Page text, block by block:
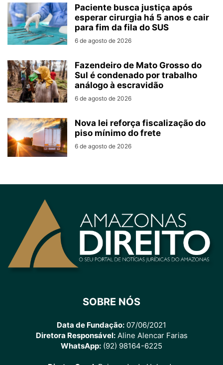
Paciente busca justiça após
esperar cirurgia há 5 anos e cair
para fim da fila do SUS
6 de agosto de 2026
Fazendeiro de Mato Grosso do
Sul é condenado por trabalho
análogo à escravidão
6 de agosto de 2026
Nova lei reforça fiscalização do
piso mínimo do frete
6 de agosto de 2026
SOBRE NÓS
Data de Fundação: 07/06/2021
Diretora Responsável:Aline Alencar Farias
WhatsApp: (92) 98164-6225